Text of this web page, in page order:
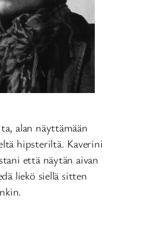
alan näyttämään
hipsteriltä. Kaverini
että näytän aivan
liekö siellä sitten